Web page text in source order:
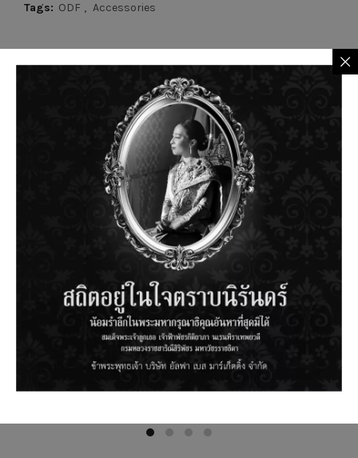
Tags: ODF , Accessories
RELATED PRODUCTS
SNPRO1S2US : SNAP PLATE
OBLIQUE 6 SC SM WITH ADAPTER
SM WITH ADAPTER